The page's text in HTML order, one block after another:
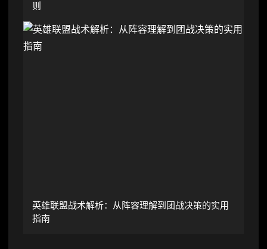
则
英雄联盟战术解析：从阵容理解到团战决策的实用
指南